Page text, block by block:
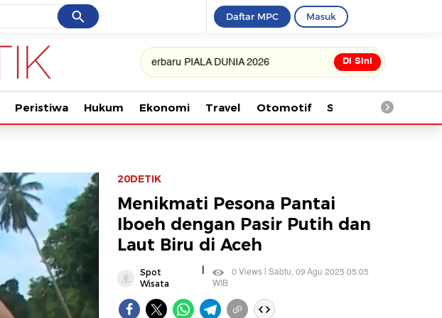
Cancel Daftar MPC Masuk
Tonton kabar terbaru PIALA DUNIA 2026 Di Sini
Peristiwa Hukum Ekonomi Travel Otomotif Saintek
20DETIK
Menikmati Pesona Pantai
Iboeh dengan Pasir Putih dan
Laut Biru di Aceh
Spot
Wisata
|
0 Views | Sabtu, 09 Agu 2025 05:05
WIB